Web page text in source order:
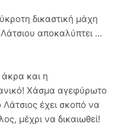
δικαστική μάχη
αποκαλύπτει ...
άκρα και η
Χάσμα αγεφύρωτο
έχει σκοπό να
μέχρι να δικαιωθεί!